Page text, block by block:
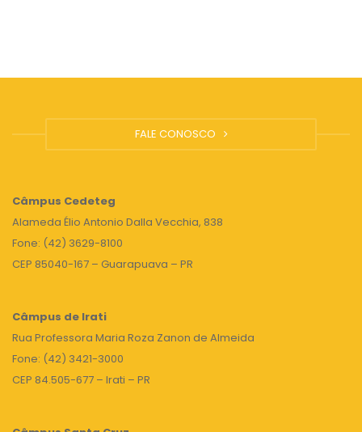
FALE CONOSCO
Câmpus Cedeteg
Alameda Élio Antonio Dalla Vecchia, 838
Fone: (42) 3629-8100
CEP 85040-167 – Guarapuava – PR
Câmpus de Irati
Rua Professora Maria Roza Zanon de Almeida
Fone: (42) 3421-3000
CEP 84.505-677 – Irati – PR